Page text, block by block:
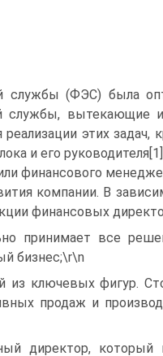
службы (ФЭC) была
службы, вытекающие
этих задач,
и его
финансового
компании. В
финансовых
принимает все
бизнес;\r\n
из ключевых фигур.
продаж и
директор, который